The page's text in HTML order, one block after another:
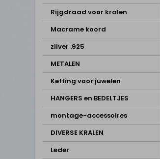
Rijgdraad voor kralen
Macrame koord
zilver .925
METALEN
Ketting voor juwelen
HANGERS en BEDELTJES
montage-accessoires
DIVERSE KRALEN
Leder